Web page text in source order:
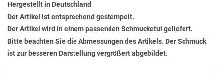
Hergestellt in Deutschland
Der Artikel ist entsprechend gestempelt.
Der Artikel wird in einem passenden Schmucketui geliefert.
Bitte beachten Sie die Abmessungen des Artikels. Der Schmuck
ist zur besseren Darstellung vergrößert abgebildet.